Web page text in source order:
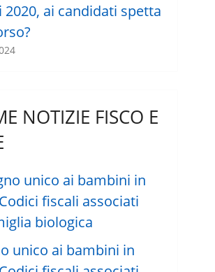
2020, ai candidati spetta
NOTIZIE FISCO E
unico ai bambini in